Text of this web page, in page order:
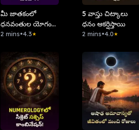
మీ జాతకంలో
ధనవంతుల యోగం
ఉందా?
2 mins•4.3★
5 వాస్తు చిట్కాలు
ధనం ఆకర్షిస్తాయి
2 mins•4.0★